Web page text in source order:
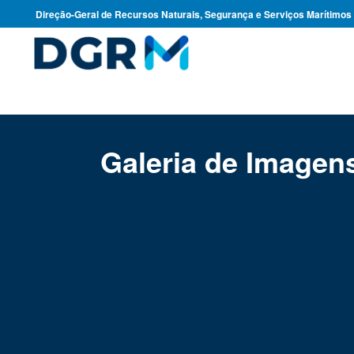
Direção-Geral de Recursos Naturais, Segurança e Serviços Marítimos
Galeria de